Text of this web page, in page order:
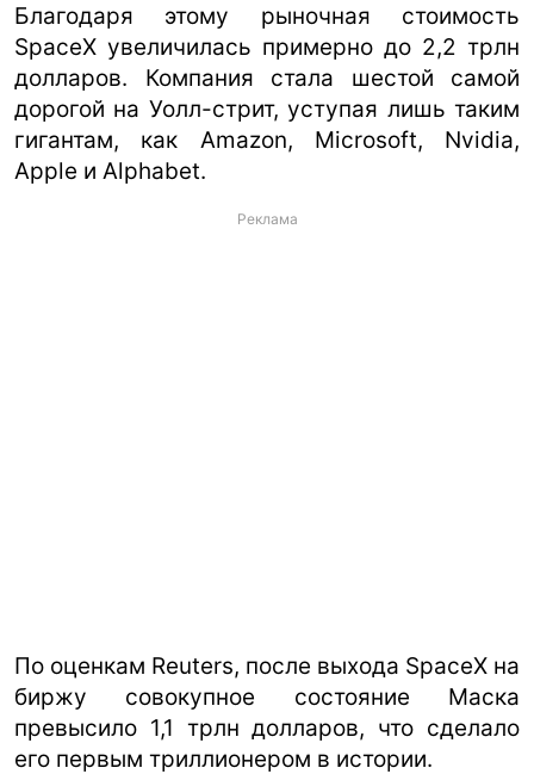
Благодаря этому рыночная стоимость
SpaceX увеличилась примерно до 2,2 трлн
долларов. Компания стала шестой самой
дорогой на Уолл-стрит, уступая лишь таким
гигантам, как Amazon, Microsoft, Nvidia,
Apple и Alphabet.
Реклама
По оценкам Reuters, после выхода SpaceX на
биржу совокупное состояние Маска
превысило 1,1 трлн долларов, что сделало
его первым триллионером в истории.